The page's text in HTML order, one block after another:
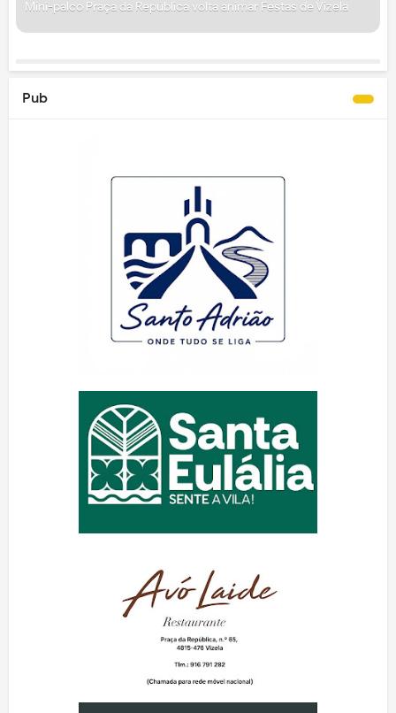
Mini-palco Praça da República volta animar Festas de Vizela
Pub